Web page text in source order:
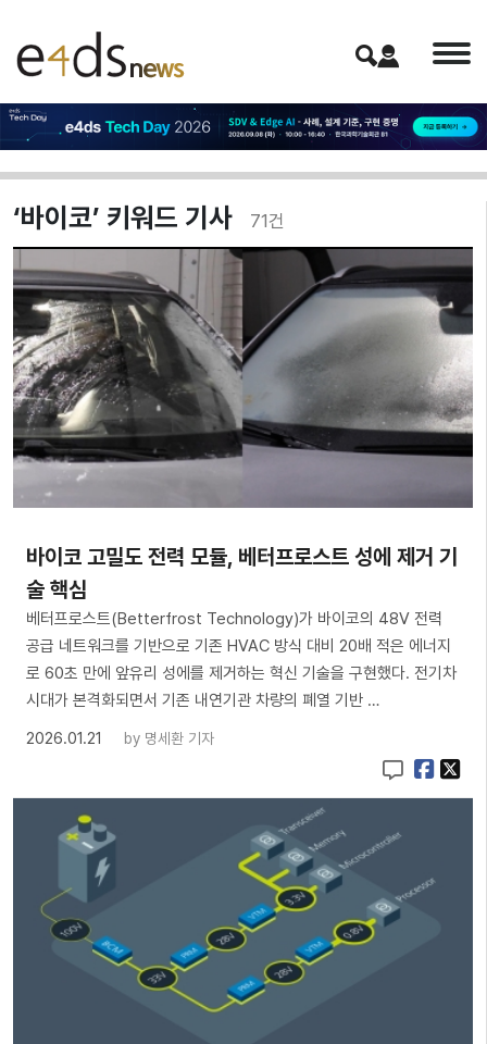
‘바이코’ 키워드 기사 71건
바이코 고밀도 전력 모듈, 베터프로스트 성에 제거 기
술 핵심
베터프로스트(Betterfrost Technology)가 바이코의 48V 전력
공급 네트워크를 기반으로 기존 HVAC 방식 대비 20배 적은 에너지
로 60초 만에 앞유리 성에를 제거하는 혁신 기술을 구현했다. 전기차
시대가 본격화되면서 기존 내연기관 차량의 폐열 기반 …
2026.01.21
by 명세환 기자